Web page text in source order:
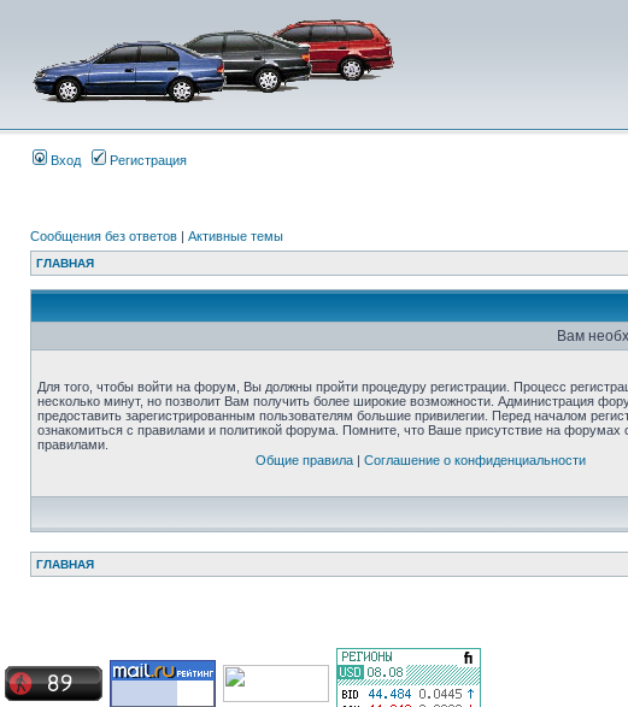
Вход Регистрация
Сообщения без ответов | Активные темы
ГЛАВНАЯ
Вам
Для того, чтобы войти на форум, Вы должны пройти процедуру регистрации. Процесс
несколько минут, но позволит Вам получить более широкие возможности. Администрация
предоставить зарегистрированным пользователям большие привилегии. Перед началом
ознакомиться с правилами и политикой форума. Помните, что Ваше присутствие на форумах
правилами.
Общие правила| Соглашение о конфиденциальности
ГЛАВНАЯ